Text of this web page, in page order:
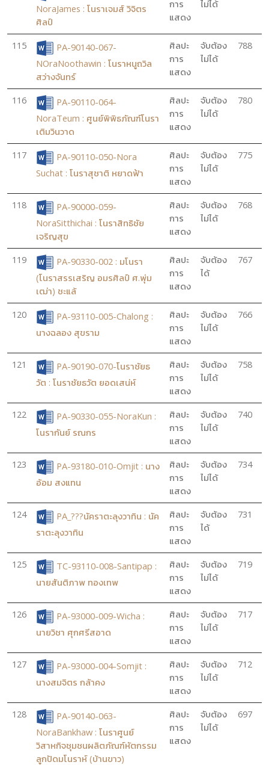
NoraJames : โนราเจมส์ วิจิตร
ศิลป์
การ
แสดง
ไม่ได้
115
PA-90140-067-
NOraNoothawin : โนราหนูถวิล
สว่างจันทร์
ศิลปะ
การ
แสดง
จับต้อง
ไม่ได้
788
116
PA-90110-064-
NoraTeum : ศูนย์พิพิธภัณฑ์โนรา
เติมวินวาด
ศิลปะ
การ
แสดง
จับต้อง
ไม่ได้
780
117
PA-90110-050-Nora
Suchat : โนราสุชาติ หยาดฟ้า
ศิลปะ
การ
แสดง
จับต้อง
ไม่ได้
775
118
PA-90000-059-
NoraSitthichai : โนราสิทธิชัย
เจริญสุข
ศิลปะ
การ
แสดง
จับต้อง
ไม่ได้
768
119
PA-90330-002 : มโนรา
(โนราสรรเสริญ อมรศิลป์ ศ.พุ่ม
เฒ่า) ชะแล้
ศิลปะ
การ
แสดง
จับต้อง
ได้
767
120
PA-93110-005-Chalong :
นางฉลอง สุขราม
ศิลปะ
การ
แสดง
จับต้อง
ไม่ได้
766
121
PA-90190-070-โนราชัยธ
วัต : โนราชัยธวัต ยอดเสน่ห์
ศิลปะ
การ
แสดง
จับต้อง
ไม่ได้
758
122
PA-90330-055-NoraKun :
โนรากันย์ รณกร
ศิลปะ
การ
แสดง
จับต้อง
ไม่ได้
740
123
PA-93180-010-Omjit : นาง
อ้อม สงแทน
ศิลปะ
การ
แสดง
จับต้อง
ไม่ได้
734
124
PA_???นัคราตะลุงวาทิน : นัค
ราตะลุงวาทิน
ศิลปะ
การ
แสดง
จับต้อง
ได้
731
125
TC-93110-008-Santipap :
นายสันติภาพ ทองเทพ
ศิลปะ
การ
แสดง
จับต้อง
ไม่ได้
719
126
PA-93000-009-Wicha :
นายวิชา ศุกศรีสอาด
ศิลปะ
การ
แสดง
จับต้อง
ไม่ได้
717
127
PA-93000-004-Somjit :
นางสมจิตร กล้าคง
ศิลปะ
การ
แสดง
จับต้อง
ไม่ได้
712
128
PA-90140-063-
NoraBankhaw : โนราศูนย์
วิสาหกิจชุมชนผลิตภัณฑ์หัตกรรม
ลูกปัดมโนราห์ (บ้านขาว)
ศิลปะ
การ
แสดง
จับต้อง
ไม่ได้
697